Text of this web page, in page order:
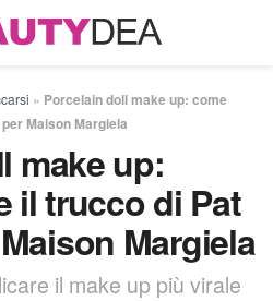
» Porcelain doll make up: come
Maison Margiela
make up:
il trucco di Pat
Margiela
il make up più virale